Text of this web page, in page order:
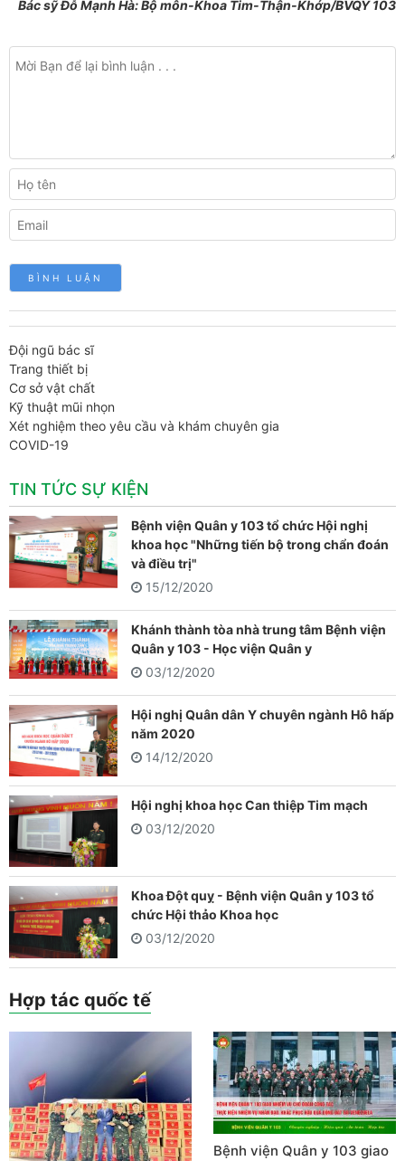
Bác sỹ Đỗ Mạnh Hà: Bộ môn-Khoa Tim-Thận-Khớp/BVQY 103
Đội ngũ bác sĩ
Trang thiết bị
Cơ sở vật chất
Kỹ thuật mũi nhọn
Xét nghiệm theo yêu cầu và khám chuyên gia
COVID-19
TIN TỨC SỰ KIỆN
Bệnh viện Quân y 103 tổ chức Hội nghị
khoa học "Những tiến bộ trong chẩn đoán
và điều trị"
15/12/2020
Khánh thành tòa nhà trung tâm Bệnh viện
Quân y 103 - Học viện Quân y
03/12/2020
Hội nghị Quân dân Y chuyên ngành Hô hấp
năm 2020
14/12/2020
Hội nghị khoa học Can thiệp Tim mạch
03/12/2020
Khoa Đột quỵ - Bệnh viện Quân y 103 tổ
chức Hội thảo Khoa học
03/12/2020
Hợp tác quốc tế
Bệnh viện Quân y 103 giao